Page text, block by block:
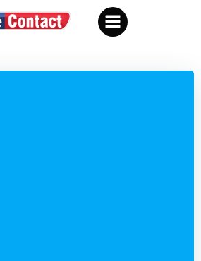
al